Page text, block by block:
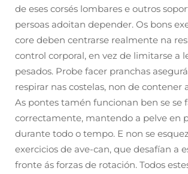
de eses corsés lombares e outros
persoas adoitan depender. Os bons
core deben centrarse realmente na
control corporal, en vez de limitarse a
pesados. Probe facer pranchas
respirar nas costelas, non de contener
As pontes tamén funcionan ben se se
correctamente, mantendo a pelve en
durante todo o tempo. E non se
exercicios de ave-can, que desafían a
fronte ás forzas de rotación. Todos